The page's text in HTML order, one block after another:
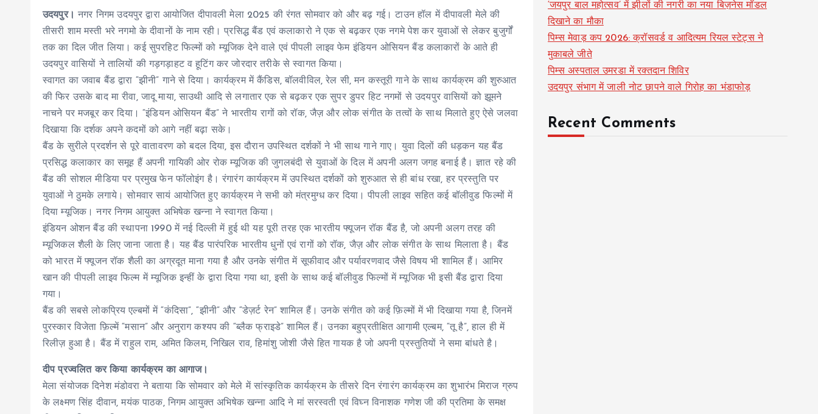
उदयपुर।नगर निगम उदयपुर द्वारा आयोजित दीपावली मेला 2025 की रंगत सोमवार को और बढ़ गई। टाउन हॉल में दीपावली मेले की
तीसरी शाम मस्ती भरे नगमो के दीवानों के नाम रही। प्रसिद्ध बैंड एवं कलाकारो ने एक से बढ़कर एक नगमे पेश कर युवाओं से लेकर बुजुर्गों
तक का दिल जीत लिया। कई सुपरहिट फिल्मों को म्यूजिक देने वाले एवं पीपली लाइव फेम इंडियन ओसियन बैंड कलाकारों के आते ही
उदयपुर वासियों ने तालियों की गड़गड़ाहट व हूटिंग कर जोरदार तरीके से स्वागत किया।
स्वागत का जवाब बैंड द्वारा “झीनी” गाने से दिया। कार्यक्रम में कैंडिस, बॉलवीविल, रेल सी, मन कस्तूरी गाने के साथ कार्यक्रम की शुरुआत
की फिर उसके बाद मा रीवा, जादू माया, साउथी आदि से लगातार एक से बढ़कर एक सुपर डुपर हिट नगमों से उदयपुर वासियों को झूमने
नाचने पर मजबूर कर दिया। “इंडियन ओसियन बैंड” ने भारतीय रागों को रॉक, जैज़ और लोक संगीत के तत्वों के साथ मिलाते हुए ऐसे जलवा
दिखाया कि दर्शक अपने कदमों को आगे नहीं बढ़ा सके।
बैंड के सुरीले प्रदर्शन से पूरे वातावरण को बदल दिया, इस दौरान उपस्थित दर्शकों ने भी साथ गाने गाए। युवा दिलों की धड़कन यह बैंड
प्रसिद्ध कलाकार का समूह हैं अपनी गायिकी ओर रोक म्यूजिक की जुगलबंदी से युवाओं के दिल में अपनी अलग जगह बनाई है। ज्ञात रहे की
बैंड की सोशल मीडिया पर प्रमुख फेन फॉलोइंग है। रंगारंग कार्यक्रम में उपस्थित दर्शकों को शुरुआत से ही बांध रखा, हर प्रस्तुति पर
युवाओं ने ठुमके लगाये। सोमवार सायं आयोजित हुए कार्यक्रम ने सभी को मंत्रमुग्ध कर दिया। पीपली लाइव सहित कई बॉलीवुड फिल्मों में
दिया म्यूजिक। नगर निगम आयुक्त अभिषेक खन्ना ने स्वागत किया।
इंडियन ओशन बैंड की स्थापना 1990 में नई दिल्ली में हुई थी यह पूरी तरह एक भारतीय फ्यूजन रॉक बैंड है, जो अपनी अलग तरह की
म्यूजिकल शैली के लिए जाना जाता है। यह बैंड पारंपरिक भारतीय धुनों एवं रागों को रॉक, जैज़ और लोक संगीत के साथ मिलाता है। बैंड
को भारत में फ्यूजन रॉक शैली का अग्रदूत माना गया है और उनके संगीत में सूफीवाद और पर्यावरणवाद जैसे विषय भी शामिल हैं। आमिर
खान की पीपली लाइव फिल्म में म्यूजिक इन्हीं के द्वारा दिया गया था, इसी के साथ कई बॉलीवुड फिल्मों में म्यूजिक भी इसी बैंड द्वारा दिया
गया।
बैंड की सबसे लोकप्रिय एल्बमों में “कंदिसा”, “झीनी” और “डेज़र्ट रेन” शामिल हैं। उनके संगीत को कई फ़िल्मों में भी दिखाया गया है, जिनमें
पुरस्कार विजेता फ़िल्में “मसान” और अनुराग कश्यप की “ब्लैक फ्राइडे” शामिल हैं। उनका बहुप्रतीक्षित आगामी एल्बम, “तू है”, हाल ही में
रिलीज़ हुआ है। बैंड में राहुल राम, अमित किलम, निखिल राव, हिमांशु जोशी जैसे हित गायक है जो अपनी प्रस्तुतियों ने समा बांधते है।
दीप प्रज्वलित कर किया कार्यक्रम का आगाज।
मेला संयोजक दिनेश मंडोवरा ने बताया कि सोमवार को मेले में सांस्कृतिक कार्यक्रम के तीसरे दिन रंगारंग कार्यक्रम का शुभारंभ मिराज ग्रुप
के लक्ष्मण सिंह दीवान, मयंक पाठक, निगम आयुक्त अभिषेक खन्ना आदि ने मां सरस्वती एवं विघ्न विनाशक गणेश जी की प्रतिमा के समक्ष
‘जयपुर बाल महोत्सव’ में झीलों की नगरी का नया बिज़नेस मॉडल
दिखाने का मौका
पिम्स मेवाड़ कप 2026: क्रॉसवर्ड व आदित्यम रियल स्टेट्स ने
मुकाबले जीते
पिम्स अस्पताल उमरडा में रक्तदान शिविर
उदयपुर संभाग में जाली नोट छापने वाले गिरोह का भंडाफोड़
Recent Comments